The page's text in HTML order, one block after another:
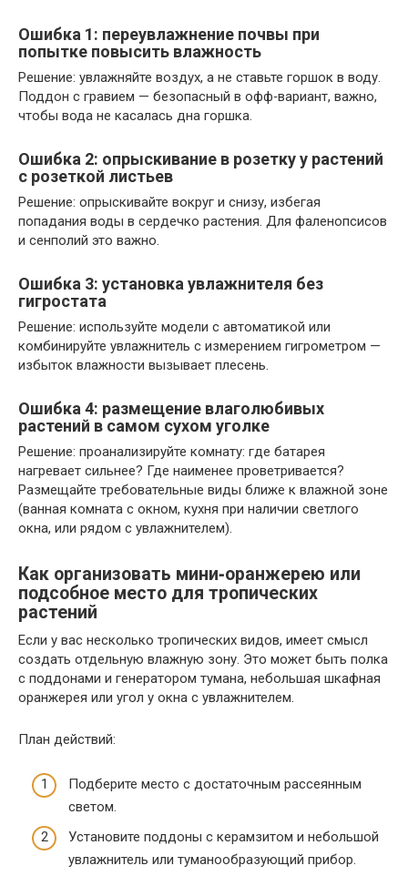
Ошибка 1: переувлажнение почвы при
попытке повысить влажность
Решение: увлажняйте воздух, а не ставьте горшок в воду.
Поддон с гравием — безопасный в офф‑вариант, важно,
чтобы вода не касалась дна горшка.
Ошибка 2: опрыскивание в розетку у растений
с розеткой листьев
Решение: опрыскивайте вокруг и снизу, избегая
попадания воды в сердечко растения. Для фаленопсисов
и сенполий это важно.
Ошибка 3: установка увлажнителя без
гигростата
Решение: используйте модели с автоматикой или
комбинируйте увлажнитель с измерением гигрометром —
избыток влажности вызывает плесень.
Ошибка 4: размещение влаголюбивых
растений в самом сухом уголке
Решение: проанализируйте комнату: где батарея
нагревает сильнее? Где наименее проветривается?
Размещайте требовательные виды ближе к влажной зоне
(ванная комната с окном, кухня при наличии светлого
окна, или рядом с увлажнителем).
Как организовать мини‑оранжерею или
подсобное место для тропических
растений
Если у вас несколько тропических видов, имеет смысл
создать отдельную влажную зону. Это может быть полка
с поддонами и генератором тумана, небольшая шкафная
оранжерея или угол у окна с увлажнителем.
План действий:
Подберите место с достаточным рассеянным
светом.
Установите поддоны с керамзитом и небольшой
увлажнитель или туманообразующий прибор.